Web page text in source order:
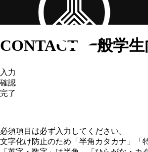
CONTACT 一般学
入力
確認
完了
必須項目は必ず入力してください。
文字化け防止のため「半角カタカナ」「